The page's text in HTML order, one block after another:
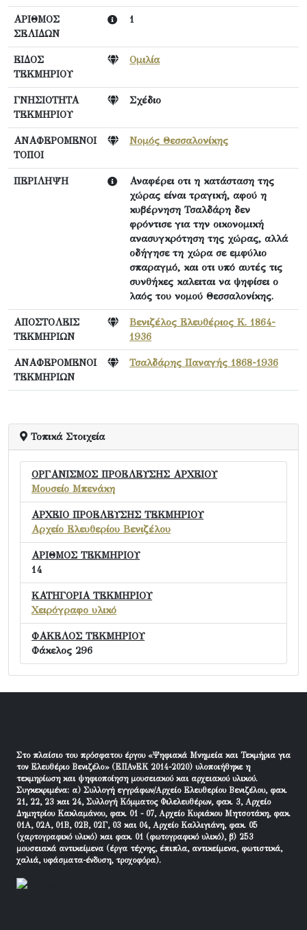
ΑΡΙΘΜΟΣ
ΣΕΛΙΔΩΝ
1
ΕΙΔΟΣ
ΤΕΚΜΗΡΙΟΥ
Ομιλία
ΓΝΗΣΙΟΤΗΤΑ
ΤΕΚΜΗΡΙΟΥ
Σχέδιο
ΑΝΑΦΕΡΟΜΕΝΟΙ
ΤΟΠΟΙ
Νομός Θεσσαλονίκης
ΠΕΡΙΛΗΨΗ
Αναφέρει οτι η κατάσταση της
χώρας είναι τραγική, αφού η
κυβέρνηση Τσαλδάρη δεν
φρόντισε για την οικονομική
ανασυγκρότηση της χώρας, αλλά
οδήγησε τη χώρα σε εμφύλιο
σπαραγμό, και οτι υπό αυτές τις
συνθήκες καλειται να ψηφίσει ο
λαός του νομού Θεσσαλονίκης.
ΑΠΟΣΤΟΛΕΙΣ
ΤΕΚΜΗΡΙΩΝ
Βενιζέλος Ελευθέριος Κ. 1864-
1936
ΑΝΑΦΕΡΟΜΕΝΟΙ
ΤΕΚΜΗΡΙΩΝ
Τσαλδάρης Παναγής 1868-1936
Τοπικά Στοιχεία
ΟΡΓΑΝΙΣΜΟΣ ΠΡΟΕΛΕΥΣΗΣ ΑΡΧΕΙΟΥ
Μουσείο Μπενάκη
ΑΡΧΕΙΟ ΠΡΟΕΛΕΥΣΗΣ ΤΕΚΜΗΡΙΟΥ
Αρχείο Ελευθερίου Βενιζέλου
ΑΡΙΘΜΟΣ ΤΕΚΜΗΡΙΟΥ
14
ΚΑΤΗΓΟΡΙΑ ΤΕΚΜΗΡΙΟΥ
Χειρόγραφο υλικό
ΦΑΚΕΛΟΣ ΤΕΚΜΗΡΙΟΥ
Φάκελος 296
Στο πλαίσιο του πρόσφατου έργου «Ψηφιακά Μνημεία και Τεκμήρια για
τον Ελευθέριο Βενιζέλο» (ΕΠΑνΕΚ 2014-2020) υλοποιήθηκε η
τεκμηρίωση και ψηφιοποίηση μουσειακού και αρχειακού υλικού.
Συγκεκριμένα: α) Συλλογή εγγράφων/Αρχείο Ελευθερίου Βενιζέλου, φακ.
21, 22, 23 και 24, Συλλογή Κόμματος Φιλελευθέρων, φακ. 3, Αρχείο
Δημητρίου Κακλαμάνου, φακ. 01 - 07, Αρχείο Κυριάκου Μητσοτάκη, φακ.
01Α, 02Α, 01Β, 02Β, 02Γ, 03 και 04, Αρχείο Καλλιγιάνη, φακ. 05
(χαρτογραφικό υλικό) και φακ. 01 (φωτογραφικό υλικό), β) 253
μουσειακά αντικείμενα (έργα τέχνης, έπιπλα, αντικείμενα, φωτιστικά,
χαλιά, υφάσματα-ένδυση, τροχοφόρα).